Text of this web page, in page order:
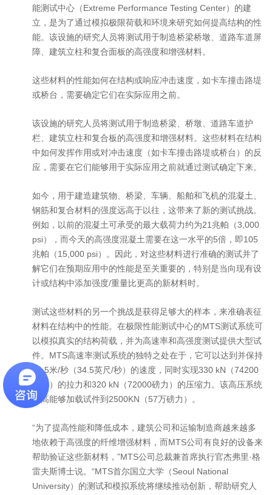
能测试中心（Extreme Performance Testing Center）的建
立，是为了通过模拟极限荷载和环境来研究如何提高结构的性
能。该设施的研究人员将测试用于制造桥梁桥墩、道路车道屏
障、建筑立柱和复合面板的高强度和增强材料。
这些材料的性能如何在结构或响应冲击速度，如卡车撞击路堤
或桥台，需要确定它们在实际应用之前。
该设施的研究人员将测试用于制造桥梁、桥墩、道路车道护
栏、建筑立柱和复合板的高强度和增强材料。这些材料在结构
中如何发挥作用或对冲击速度（如卡车撞击路堤或桥台）的反
应，需要在它们能够用于实际应用之前就通过测试确定下来。
如今，用于建造建筑物、桥梁、车辆、船舶和飞机的混凝土、
钢筋和复合材料的强度远高于以往，这带来了新的测试挑战。
例如，以前的混凝土可承受的最大载荷力约为21兆帕（3,000
psi），而今天的高强度混凝土需要在这一水平的5倍，即105
兆帕（15,000 psi）。因此，对这些材料进行准确的测试并了
解它们在预期应用中的性能是至关重要的，特别是当向现有设
计或结构中添加强度/重量比更高的新材料时。
测试这些材料的另一个挑战是获得足够大的样本，来准确表征
材料在结构中的性能。在极限性能测试中心的MTS测试系统可
以模拟真实的结构荷载，并为高速率和高强度测试提供大型试
件。MTS高速率测试系统的独特之处在于，它可以达到并保持
10.5米/秒（34.5英尺/秒）的速度，同时实现330 kN（74200
磅力）的拉力和320 kN（72000磅力）的压缩力。该高压系统
最高能够加载试件到2500KN（57万磅力）。
“为了提高性能和降低成本，建筑公司和运输制造商越来越多
地依赖于高强度的纤维增强材料，而MTS公司有良好的设备来
帮助验证这些新材料，”MTS公司总裁兼首席执行官杰弗里·格
雷夫斯博士说。“MTS首尔国立大学（Seoul National
University）的测试和模拟系统将继续推动创新，帮助研究人